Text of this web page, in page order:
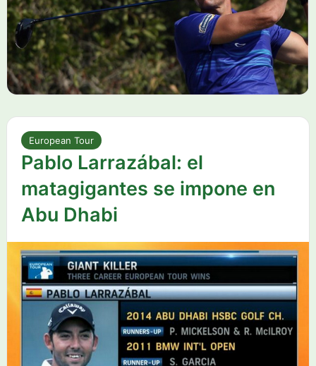
European Tour
Pablo Larrazábal: el
matagigantes se impone en
Abu Dhabi